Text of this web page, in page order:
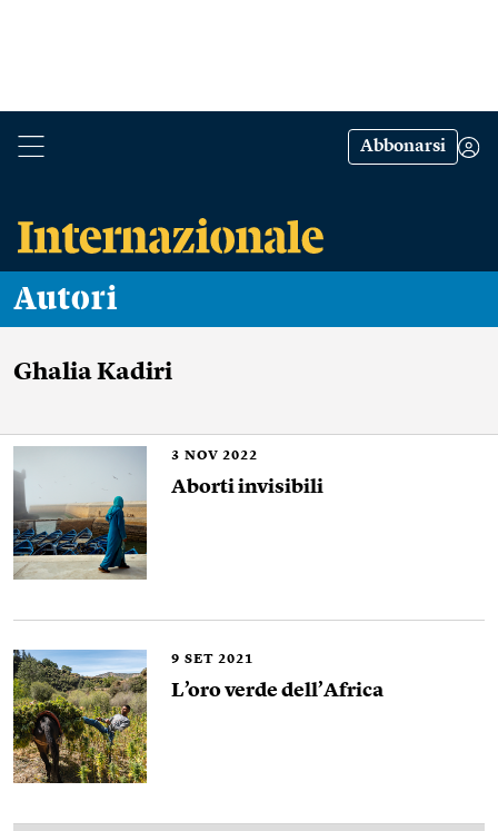
Abbonarsi
Autori
Ghalia Kadiri
3 NOV 2022
Aborti invisibili
9 SET 2021
L’oro verde dell’Africa